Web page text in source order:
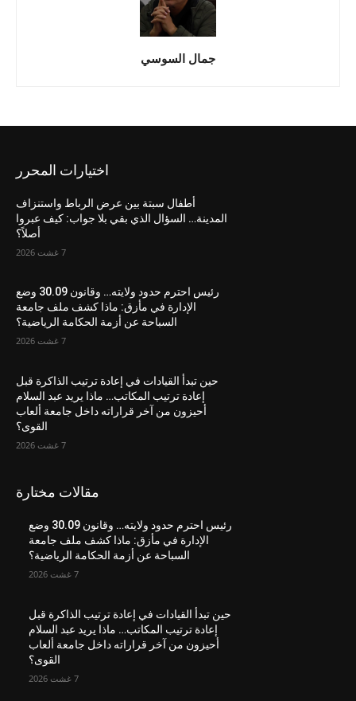
جمال السوسي
اختيارات المحرر
أطفال سبتة بين عرض الرباط واستنزاف
المدينة… السؤال الذي بقي بلا جواب: كيف عبروا
أصلاً؟
7 غشت 2026
رئيس احترم حدود ولايته… وقانون 30.09 وضع
الإدارة في مأزق: ماذا كشف ملف جامعة
السباحة عن أزمة الحكامة الرياضية؟
7 غشت 2026
حين تبدأ القيادات في إعادة ترتيب الذاكرة قبل
إعادة ترتيب المكاتب… ماذا يريد عبد السلام
أحيزون من آخر قراراته داخل جامعة ألعاب
القوى؟
7 غشت 2026
مقالات مختارة
رئيس احترم حدود ولايته… وقانون 30.09 وضع
الإدارة في مأزق: ماذا كشف ملف جامعة
السباحة عن أزمة الحكامة الرياضية؟
7 غشت 2026
حين تبدأ القيادات في إعادة ترتيب الذاكرة قبل
إعادة ترتيب المكاتب… ماذا يريد عبد السلام
أحيزون من آخر قراراته داخل جامعة ألعاب
القوى؟
7 غشت 2026